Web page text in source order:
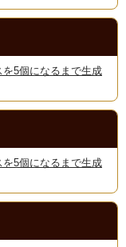
5個になるまで生成
5個になるまで生成